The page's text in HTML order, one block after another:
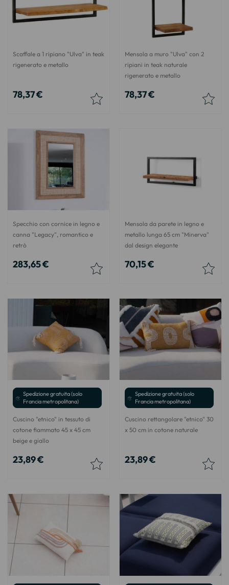
Scaffale a 1 ripiano "Ulva" in teak
rigenerato e metallo
78,37 €
Mensola a muro "Ulva" con 2
ripiani in teak naturale
rigenerato e metallo
78,37 €
Specchio con cornice in legno e
canna "Legacy", romantico e
retrò
283,65 €
Mensola da parete in legno e
metallo lunga 65 cm "Minerva"
dal design elegante
70,15 €
Spedizione gratuita (solo
Francia metropolitana)
Cuscino "etnico" in tessuto di
cotone fiammato 45 x 45 cm
beige e giallo
23,89 €
Spedizione gratuita (solo
Francia metropolitana)
Cuscino rettangolare "etnico" 30
x 50 cm in cotone naturale
23,89 €